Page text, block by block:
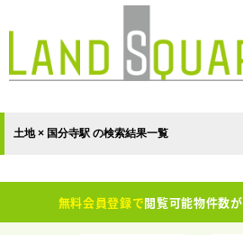
土地 × 国分寺駅 の検索結果一覧
無料会員登録で閲覧可能物件数が